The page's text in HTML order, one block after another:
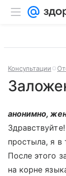
Консультации
анонимно,
простыла, я в
После этого
на корне